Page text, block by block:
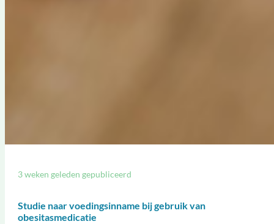
Studie naar voedingsinname bij gebruik van
obesitasmedicatie
3 weken geleden gepubliceerd